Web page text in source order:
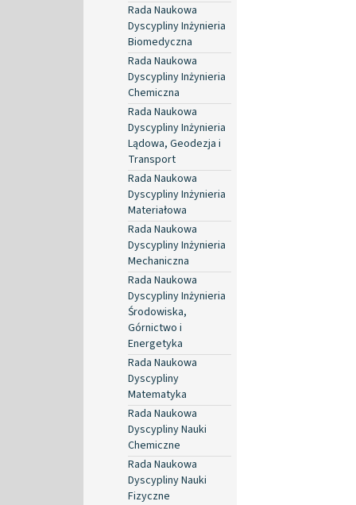
Rada Naukowa
Dyscypliny Inżynieria
Biomedyczna
Rada Naukowa
Dyscypliny Inżynieria
Chemiczna
Rada Naukowa
Dyscypliny Inżynieria
Lądowa, Geodezja i
Transport
Rada Naukowa
Dyscypliny Inżynieria
Materiałowa
Rada Naukowa
Dyscypliny Inżynieria
Mechaniczna
Rada Naukowa
Dyscypliny Inżynieria
Środowiska,
Górnictwo i
Energetyka
Rada Naukowa
Dyscypliny
Matematyka
Rada Naukowa
Dyscypliny Nauki
Chemiczne
Rada Naukowa
Dyscypliny Nauki
Fizyczne